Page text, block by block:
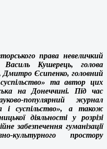
права невеличкий
Кушерець, голова
Дмитро Єсипенко, головний
та автор цих
на Донеччині. Під час
популярний журнал
і суспільство», а також
діяльності у розрізі
забезпечення гуманізації
простору